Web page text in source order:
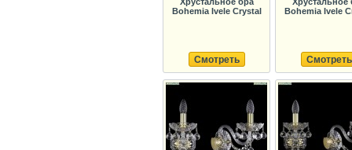
Bohemia Ivele Crystal
Смотреть
Bohemia Ivele
Смотреть